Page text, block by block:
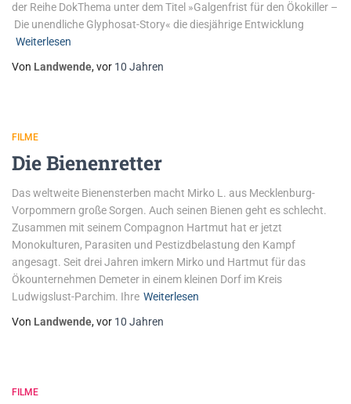
der Reihe DokThema unter dem Titel »Galgenfrist für den Ökokiller –
Die unendliche Glyphosat-Story« die diesjährige Entwicklung
Weiterlesen
Von Landwende, vor 10 Jahren
FILME
Die Bienenretter
Das weltweite Bienensterben macht Mirko L. aus Mecklenburg-
Vorpommern große Sorgen. Auch seinen Bienen geht es schlecht.
Zusammen mit seinem Compagnon Hartmut hat er jetzt
Monokulturen, Parasiten und Pestizdbelastung den Kampf
angesagt. Seit drei Jahren imkern Mirko und Hartmut für das
Ökounternehmen Demeter in einem kleinen Dorf im Kreis
Ludwigslust-Parchim. Ihre Weiterlesen
Von Landwende, vor 10 Jahren
FILME